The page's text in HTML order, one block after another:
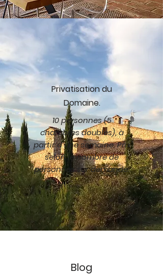
Privatisation du
Domaine.
10 personnes (5
chambres doubles), à
partir d´une semaine. Prix
selon le nombre de
personnes sur demande.
Blog